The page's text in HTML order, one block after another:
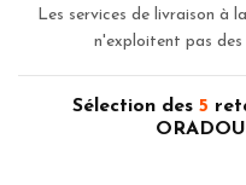
Les services de livraison à
n'exploitent pas
Sélection des 5